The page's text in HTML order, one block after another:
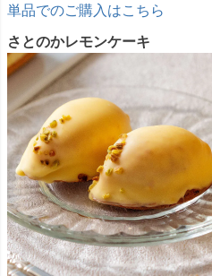
単品でのご購入はこちら
さとのかレモンケーキ